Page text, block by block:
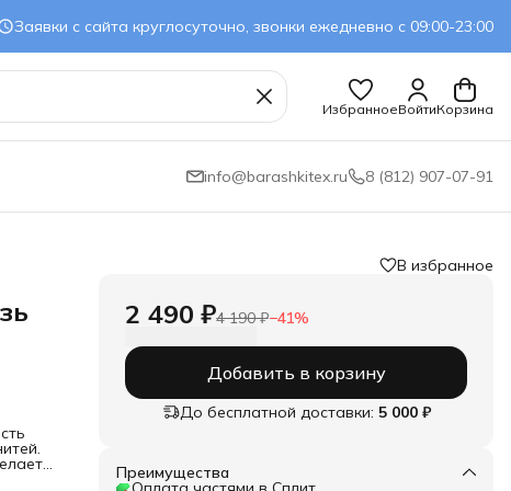
Заявки с сайта круглосуточно, звонки ежедневно с 09:00-23:00
ИзбранноеВойтиКорзина
info@barashkitex.ru 8 (812) 907-07-91
В избранное
2 490 ₽4 190 ₽−41%
Добавить в корзину
До бесплатной доставки: 5 000 ₽
Преимущества